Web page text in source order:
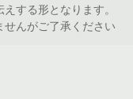
する形となります。
せんがご了承ください